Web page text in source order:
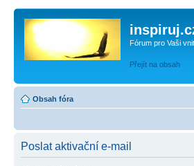
Fórum pro Vaši
Přejít na obsah
Obsah fóra
Poslat aktivační e-mail